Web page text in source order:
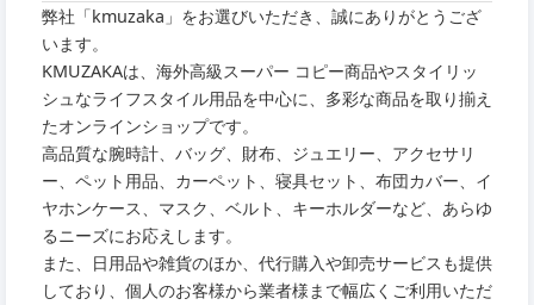
弊社「kmuzaka」をお選びいただき、誠にありがとうござ
います。
KMUZAKAは、海外高級スーパー コピー商品やスタイリッ
シュなライフスタイル用品を中心に、多彩な商品を取り揃え
たオンラインショップです。
高品質な腕時計、バッグ、財布、ジュエリー、アクセサリ
ー、ペット用品、カーペット、寝具セット、布団カバー、イ
ヤホンケース、マスク、ベルト、キーホルダーなど、あらゆ
るニーズにお応えします。
また、日用品や雑貨のほか、代行購入や卸売サービスも提供
しており、個人のお客様から業者様まで幅広くご利用いただ